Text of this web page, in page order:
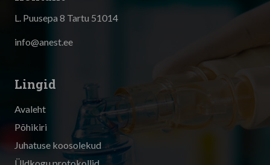
Lingid
Avaleht
Põhikiri
Juhatuse koosolekud
L. Puusepa 8 Tartu 51014
info@anest.ee